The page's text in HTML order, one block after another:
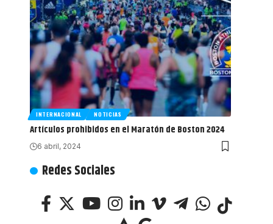
INTERNACIONAL NOTICIAS
Artículos prohibidos en el Maratón de Boston 2024
6 abril, 2024
Redes Sociales